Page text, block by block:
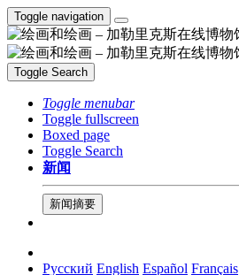
Toggle navigation
Toggle Search
Toggle menubar
Toggle fullscreen
Boxed page
Toggle Search
新闻
新闻摘要
Русский English Español Français